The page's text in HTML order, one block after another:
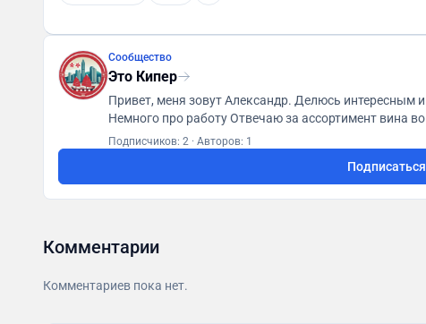
Сообщество
Это Кипер
Привет, меня зовут Александр. Делюсь интересным и полезным. Путешествия | Еда | Впечатления |
Немного про работу Отвечаю за ассортимент вина во Вкусвилле (да, там есть вино) - @vkusvillwine
Подписчиков: 2 · Авторов: 1
Подписаться
Комментарии
Комментариев пока нет.